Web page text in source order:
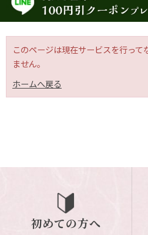
梅酒の商品一覧
梅製品・その他の商品一
メニュー
初めての方へ
このページは現在サービスを行って
ません。
ホームへ戻る
初めての方へ